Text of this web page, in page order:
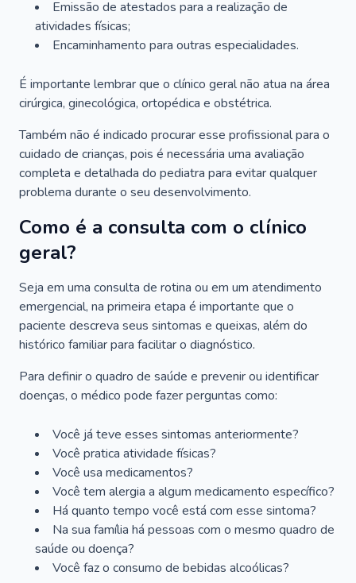
Emissão de atestados para a realização de
atividades físicas;
Encaminhamento para outras especialidades.
É importante lembrar que o clínico geral não atua na área
cirúrgica, ginecológica, ortopédica e obstétrica.
Também não é indicado procurar esse profissional para o
cuidado de crianças, pois é necessária uma avaliação
completa e detalhada do pediatra para evitar qualquer
problema durante o seu desenvolvimento.
Como é a consulta com o clínico
geral?
Seja em uma consulta de rotina ou em um atendimento
emergencial, na primeira etapa é importante que o
paciente descreva seus sintomas e queixas, além do
histórico familiar para facilitar o diagnóstico.
Para definir o quadro de saúde e prevenir ou identificar
doenças, o médico pode fazer perguntas como:
Você já teve esses sintomas anteriormente?
Você pratica atividade físicas?
Você usa medicamentos?
Você tem alergia a algum medicamento específico?
Há quanto tempo você está com esse sintoma?
Na sua família há pessoas com o mesmo quadro de
saúde ou doença?
Você faz o consumo de bebidas alcoólicas?